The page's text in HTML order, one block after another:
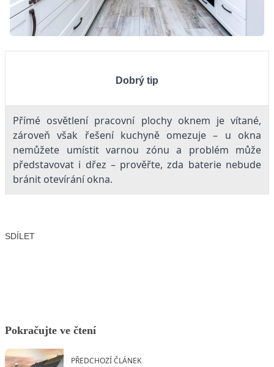
Dobrý tip
Přímé osvětlení pra­covní plochy oknem je vítané,
zároveň však řešení kuchyně omezuje – u okna
nemůžete umístit varnou zónu a problém může
představovat i dřez – prověřte, zda baterie nebude
bránit otevírání okna.
SDÍLET
Pokračujte ve čtení
PŘEDCHOZÍ ČLÁNEK